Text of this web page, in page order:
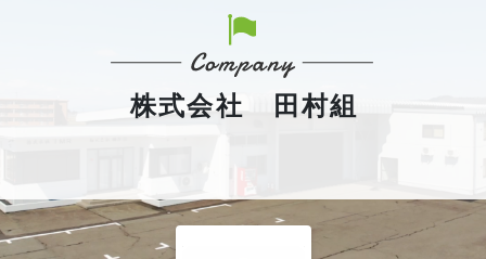
株式会社 田村組